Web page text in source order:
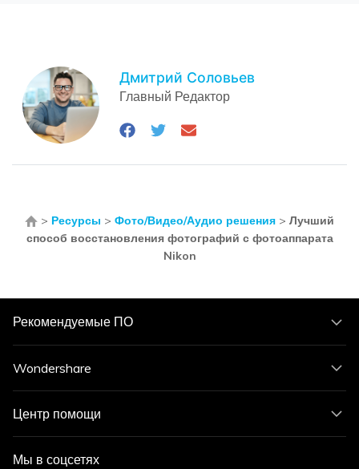
Дмитрий Соловьев
Главный Редактор
> Ресурсы > Фото/Видео/Аудио решения > Лучший
способ восстановления фотографий с фотоаппарата
Nikon
Рекомендуемые ПО
Wondershare
Центр помощи
Мы в соцсетях